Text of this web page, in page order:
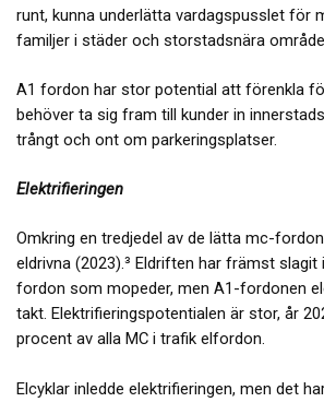
runt, kunna underlätta vardagspusslet för
familjer i städer och storstadsnära
A1 fordon har stor potential att förenkla
behöver ta sig fram till kunder in
trångt och ont om parkeringsplatser.
Elektrifieringen
Omkring en tredjedel av de lätta mc-
eldrivna (2023).³ Eldriften har främst
fordon som mopeder, men A1-fordonen
takt. Elektrifieringspotentialen är stor, år
procent av alla MC i trafik elfordon.
Elcyklar inledde elektrifieringen, men det